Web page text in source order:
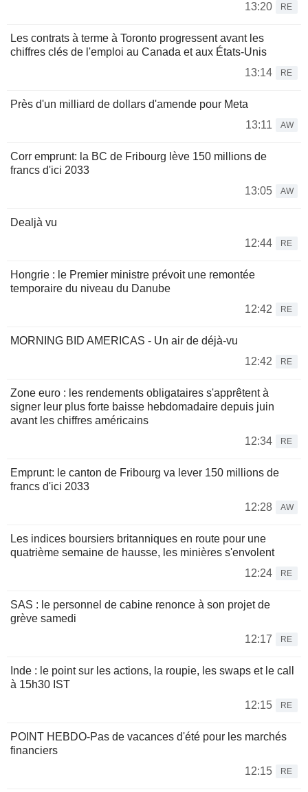
13:20
RE
Les contrats à terme à Toronto progressent avant les
chiffres clés de l'emploi au Canada et aux États-Unis
13:14
RE
Près d'un milliard de dollars d'amende pour Meta
13:11
AW
Corr emprunt: la BC de Fribourg lève 150 millions de
francs d'ici 2033
13:05
AW
Dealjà vu
12:44
RE
Hongrie : le Premier ministre prévoit une remontée
temporaire du niveau du Danube
12:42
RE
MORNING BID AMERICAS - Un air de déjà-vu
12:42
RE
Zone euro : les rendements obligataires s'apprêtent à
signer leur plus forte baisse hebdomadaire depuis juin
avant les chiffres américains
12:34
RE
Emprunt: le canton de Fribourg va lever 150 millions de
francs d'ici 2033
12:28
AW
Les indices boursiers britanniques en route pour une
quatrième semaine de hausse, les minières s'envolent
12:24
RE
SAS : le personnel de cabine renonce à son projet de
grève samedi
12:17
RE
Inde : le point sur les actions, la roupie, les swaps et le call
à 15h30 IST
12:15
RE
POINT HEBDO-Pas de vacances d'été pour les marchés
financiers
12:15
RE